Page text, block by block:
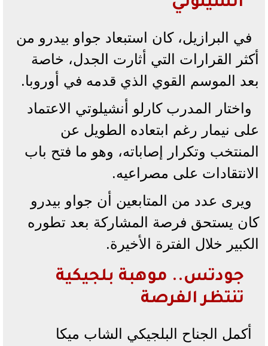
في البرازيل، كان استبعاد جواو بيدرو من
أكثر القرارات التي أثارت الجدل، خاصة
بعد الموسم القوي الذي قدمه في أوروبا.
واختار المدرب كارلو أنشيلوتي الاعتماد
على نيمار رغم ابتعاده الطويل عن
المنتخب وتكرار إصاباته، وهو ما فتح باب
الانتقادات على مصراعيه.
ويرى عدد من المتابعين أن جواو بيدرو
كان يستحق فرصة المشاركة بعد تطوره
الكبير خلال الفترة الأخيرة.
جودتس.. موهبة بلجيكية
تنتظر الفرصة
أكمل الجناح البلجيكي الشاب ميكا